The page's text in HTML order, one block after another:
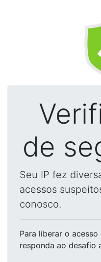
de
Seu IP fez
acessos
conosco.
Para liberar o acesso
responda ao desafio